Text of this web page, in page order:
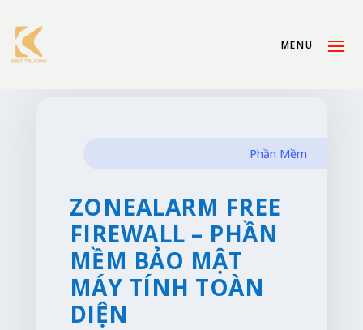
Phần Mềm
ZONEALARM FREE
FIREWALL – PHẦN
MỀM BẢO MẬT
MÁY TÍNH TOÀN
DIỆN